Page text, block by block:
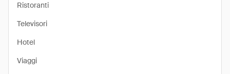
Ristoranti
Televisori
Hotel
Viaggi